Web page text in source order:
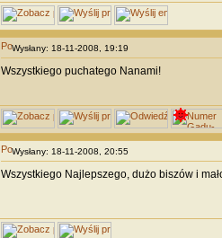
Wysłany: 18-11-2008, 19:19
Wszystkiego puchatego Nanami!
Wysłany: 18-11-2008, 20:55
Wszystkiego Najlepszego, dużo biszów i